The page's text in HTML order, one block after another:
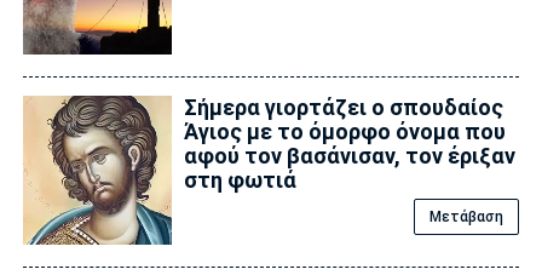
Σήμερα γιορτάζει ο σπουδαίος
Άγιος με το όμορφο όνομα που
αφού τον βασάνισαν, τον έριξαν
στη φωτιά
Μετάβαση